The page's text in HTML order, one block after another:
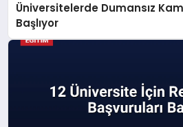
Üniversitelerde Dumansız
Başlıyor